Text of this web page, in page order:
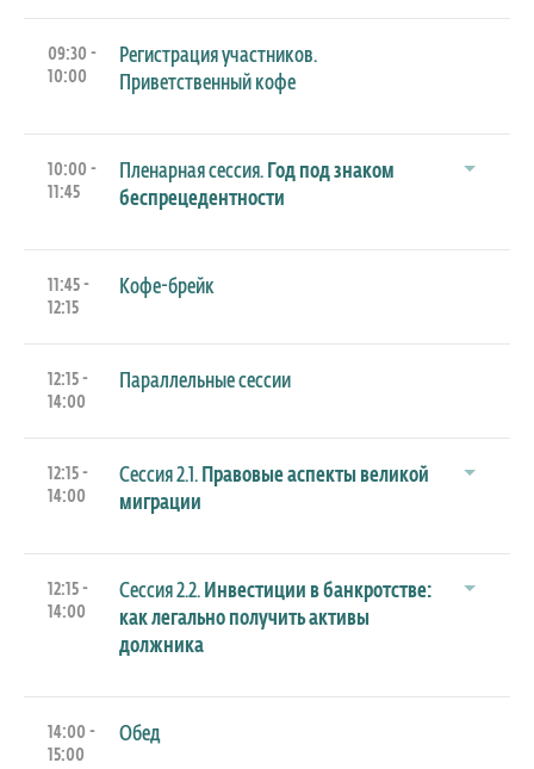
09:30 -
10:00
Регистрация участников.
Приветственный кофе
10:00 -
11:45
Пленарная сессия. Год под знаком
беспрецедентности
11:45 -
12:15
Кофе-брейк
12:15 -
14:00
Параллельные сессии
12:15 -
14:00
Сессия 2.1. Правовые аспекты великой
миграции
12:15 -
14:00
Сессия 2.2. Инвестиции в банкротстве:
как легально получить активы
должника
14:00 -
15:00
Обед